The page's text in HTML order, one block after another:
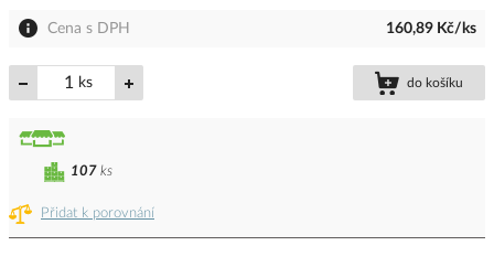
Cena s DPH 160,89 Kč/ks
ks do košíku
Přidat k porovnání
107 ks